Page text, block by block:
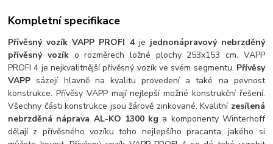
Kompletní specifikace
Přívěsný vozík VAPP PROFI 4je jednonápravový nebrzděný
přívěsný vozíko rozměrech ložné plochy 253x153 cm. VAPP
PROFI 4 je nejkvalitnější přívěsný vozík ve svém segmentu. Přívěsy
VAPP sázejí hlavně na kvalitu provedení a také na pevnost
konstrukce. Přívěsy VAPP mají nejlepší možné konstrukční řešení.
Všechny části konstrukce jsou žárově zinkované. Kvalitní zesílená
nebrzděná náprava AL-KO 1300 kg a komponenty Winterhoff
dělají z přívěsného vozíku toho nejlepšího pracanta, jakého si